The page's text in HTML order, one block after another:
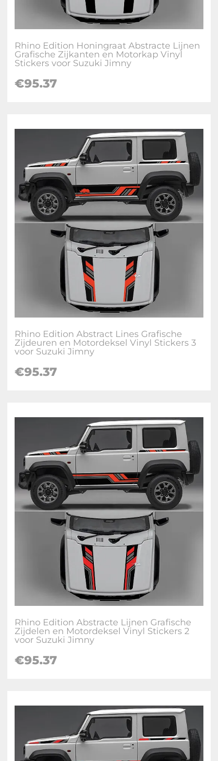
Rhino Edition Honingraat Abstracte Lijnen
Grafische Zijkanten en Motorkap Vinyl
Stickers voor Suzuki Jimny
€95.37
Rhino Edition Abstract Lines Grafische
Zijdeuren en Motordeksel Vinyl Stickers 3
voor Suzuki Jimny
€95.37
Rhino Edition Abstracte Lijnen Grafische
Zijdelen en Motordeksel Vinyl Stickers 2
voor Suzuki Jimny
€95.37